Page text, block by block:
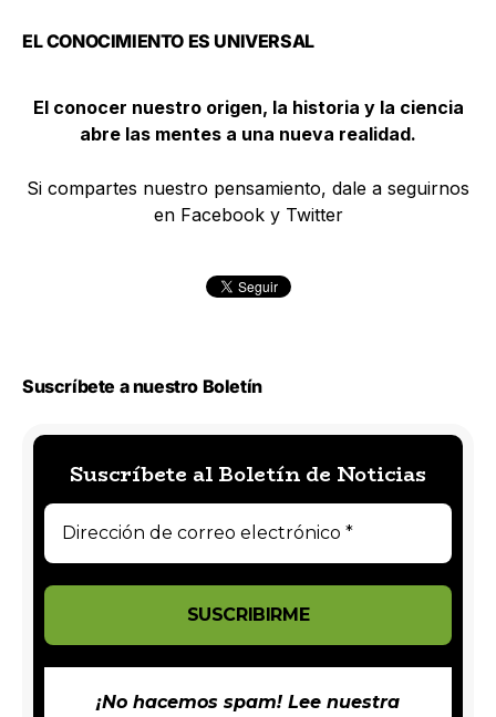
EL CONOCIMIENTO ES UNIVERSAL
El conocer nuestro origen, la historia y la ciencia
abre las mentes a una nueva realidad.
Si compartes nuestro pensamiento, dale a seguirnos
en Facebook y Twitter
Suscríbete a nuestro Boletín
Suscríbete al Boletín de Noticias
¡No hacemos spam! Lee nuestra